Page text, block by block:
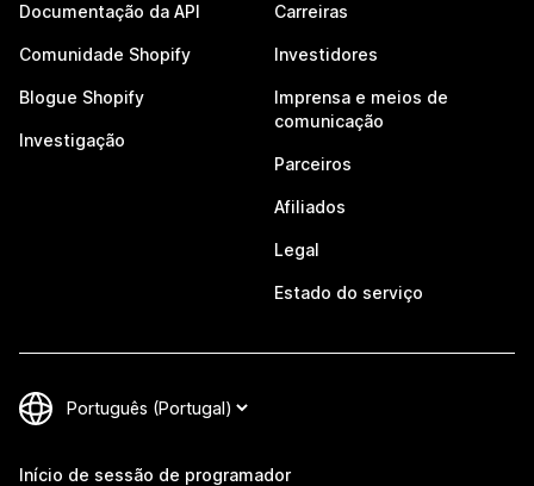
Documentação da API
Comunidade Shopify
Blogue Shopify
Investigação
Carreiras
Investidores
Imprensa e meios de
comunicação
Parceiros
Afiliados
Legal
Estado do serviço
Início de sessão de programador